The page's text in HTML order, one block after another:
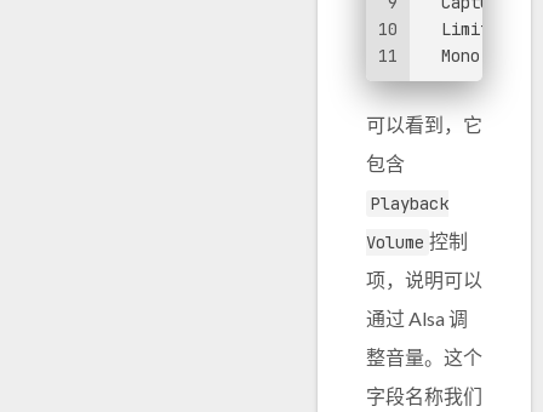
10
11
Limits:
Mono:
可以看到，它
包含
Playback
Volume 控制
项，说明可以
通过 Alsa 调
整音量。这个
字段名称我们